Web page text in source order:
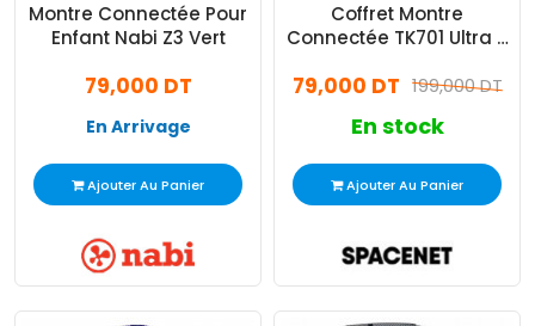
Montre Connectée Pour
Enfant Nabi Z3 Vert
79,000 DT
En Arrivage
Ajouter Au Panier
Coffret Montre
Connectée TK701 Ultra 2
Microphone Silver
199,000 DT
79,000 DT
En stock
Ajouter Au Panier